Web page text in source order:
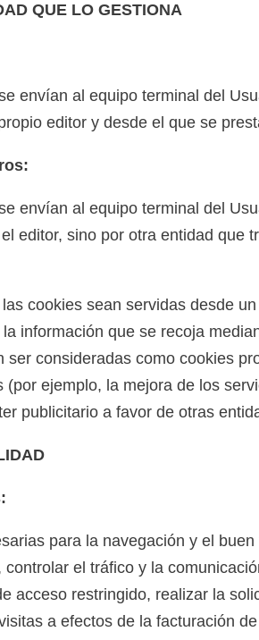
QUE LO GESTIONA
envían al equipo terminal del
editor y desde el que se
envían al equipo terminal del
editor, sino por otra entidad que
cookies sean servidas desde
información que se recoja
ser consideradas como cookies
(por ejemplo, la mejora de los
publicitario a favor de otras
para la navegación y el
el tráfico y la
acceso restringido, realizar la
a efectos de la facturación